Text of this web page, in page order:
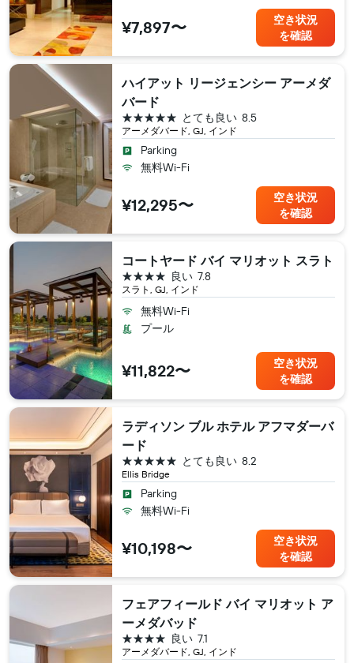
¥7,897〜
空き状況
を確認
ハイアット リージェンシー アーメダ
バード
アーメダバード, GJ, インド
8.5
とても良い
5つ星
Parking
無料Wi-Fi
¥12,295〜
空き状況
を確認
コートヤード バイ マリオット スラト
スラト, GJ, インド
7.8
良い
4つ星
無料Wi-Fi
プール
¥11,822〜
空き状況
を確認
ラディソン ブル ホテル アフマダーバ
ード
Ellis Bridge
8.2
とても良い
5つ星
Parking
無料Wi-Fi
¥10,198〜
空き状況
を確認
フェアフィールド バイ マリオット ア
ーメダバッド
アーメダバード, GJ, インド
7.1
良い
4つ星